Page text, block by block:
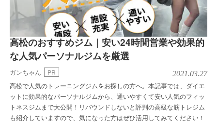
高松のおすすめジム｜安い24時間営業や効果的
な人気パーソナルジムを厳選
ガンちゃん PR 2021.03.27
高松で人気のトレーニングジムをお探しの方へ。本記事では、ダイエ
ットに効果的なパーソナルジムから、通いやすくて安い人気のフィッ
トネスジムまで大公開！リバウンドしないと評判の高級な筋トレジム
も紹介していますので、気になった方はぜひ活用してみてください！